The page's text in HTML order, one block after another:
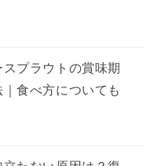
プラウトの賞味期
食べ方についても